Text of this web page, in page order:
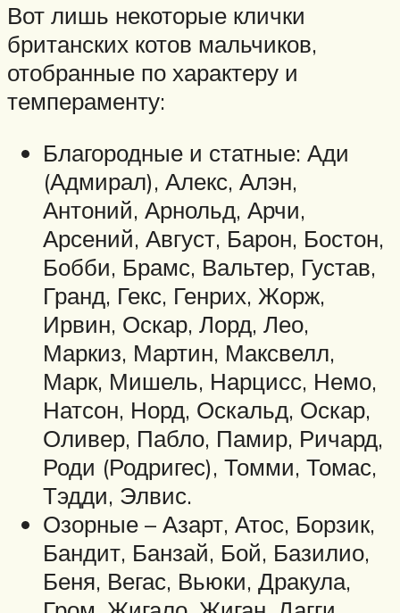
Вот лишь некоторые клички
британских котов мальчиков,
отобранные по характеру и
темпераменту:
Благородные и статные: Ади
(Адмирал), Алекс, Алэн,
Антоний, Арнольд, Арчи,
Арсений, Август, Барон, Бостон,
Бобби, Брамс, Вальтер, Густав,
Гранд, Гекс, Генрих, Жорж,
Ирвин, Оскар, Лорд, Лео,
Маркиз, Мартин, Максвелл,
Марк, Мишель, Нарцисс, Немо,
Натсон, Норд, Оскальд, Оскар,
Оливер, Пабло, Памир, Ричард,
Роди (Родригес), Томми, Томас,
Тэдди, Элвис.
Озорные – Азарт, Атос, Борзик,
Бандит, Банзай, Бой, Базилио,
Беня, Вегас, Вьюки, Дракула,